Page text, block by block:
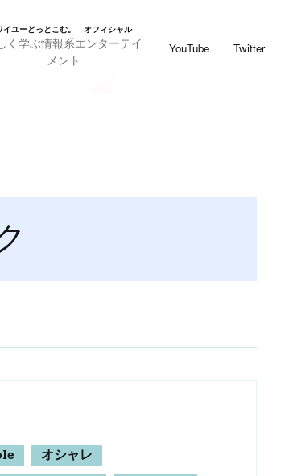
YouTube Twitter
イユーどっとこむ。 オフィシャル
く学ぶ情報系エンターテイ
メント
オシャレ